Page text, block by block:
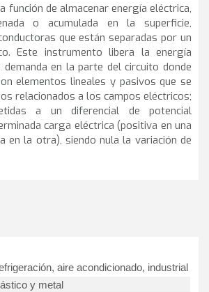
función de almacenar energía eléctrica,
o acumulada en la superficie,
que están separadas por un
Este instrumento libera la energía
demanda en la parte del circuito donde
elementos lineales y pasivos que se
relacionados a los campos eléctricos;
a un diferencial de potencial
carga eléctrica (positiva en una
en la otra), siendo nula la variación de
aire acondicionado, industrial
y metal